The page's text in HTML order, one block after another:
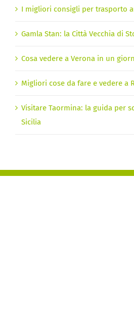
I migliori consigli per trasporto
Gamla Stan: la Città Vecchia di
Cosa vedere a Verona in un
Migliori cose da fare e vedere a
Visitare Taormina: la guida per
Sicilia